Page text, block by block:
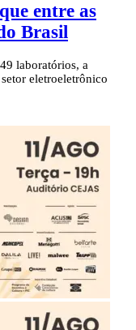
entre as
Brasil
laboratórios, a
eletroeletrônico